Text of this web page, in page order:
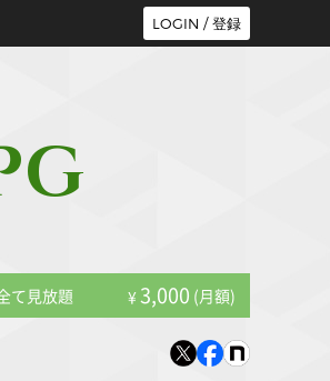
LOGIN / 登録
て見放題 ¥3,000 (月額)